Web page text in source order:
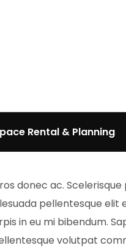
Rental & Planning
donec ac.
pellentesque elit
in eu mi bibendum.
volutpat